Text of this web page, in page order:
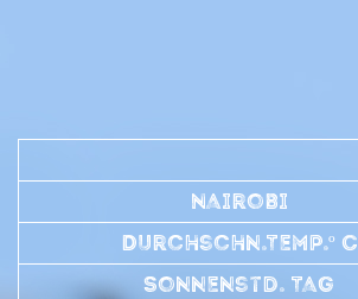
Nairobi
Durchschn.Temp.º C
Sonnenstd. Tag